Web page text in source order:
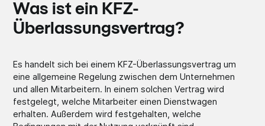
Was ist ein KFZ-
Überlassungsvertrag?
Es handelt sich bei einem KFZ-Überlassungsvertrag um
eine allgemeine Regelung zwischen dem Unternehmen
und allen Mitarbeitern. In einem solchen Vertrag wird
festgelegt, welche Mitarbeiter einen Dienstwagen
erhalten. Außerdem wird festgehalten, welche